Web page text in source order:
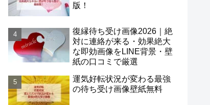
版！
復縁待ち受け画像2026｜絶
対に連絡が来る・効果絶大
な即効画像をLINE背景・壁
紙の口コミで厳選
運気好転状況が変わる最強
の待ち受け画像壁紙無料